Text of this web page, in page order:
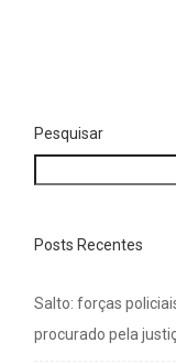
Pesquisar
Posts Recentes
Salto: forças
procurado pela